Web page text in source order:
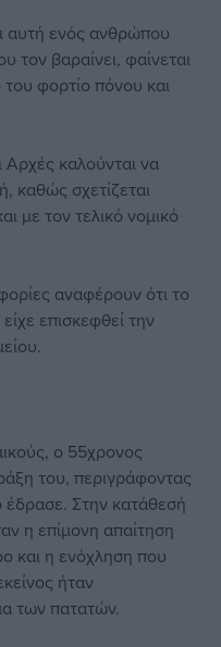
αυτή ενός ανθρώπου
τον βαραίνει, φαίνεται
φορτίο πόνου και
Αρχές καλούνται να
καθώς σχετίζεται
με τον τελικό νομικό
αναφέρουν ότι το
επισκεφθεί την
ο 55χρονος
του, περιγράφοντας
έδρασε. Στην κατάθεσή
η επίμονη απαίτηση
και η ενόχληση που
ήταν
των πατατών.